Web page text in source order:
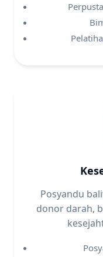
Posyandu
donor darah,